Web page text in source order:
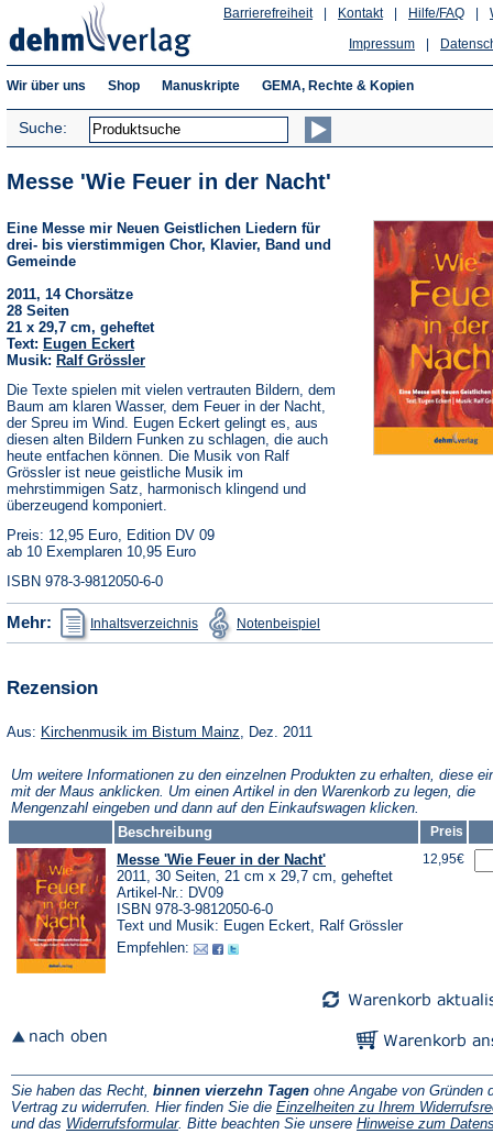
Hilfe/FAQ
Kontakt
Barrierefreiheit
Impressum
Wir über uns Shop Manuskripte GEMA, Rechte & Kopien
Suche:
Messe 'Wie Feuer in der Nacht'
Eine Messe mir Neuen Geistlichen Liedern für
drei- bis vierstimmigen Chor, Klavier, Band und
Gemeinde
2011, 14 Chorsätze
28 Seiten
21 x 29,7 cm, geheftet
Text: Eugen Eckert
Musik: Ralf Grössler
Die Texte spielen mit vielen vertrauten Bildern, dem
Baum am klaren Wasser, dem Feuer in der Nacht,
der Spreu im Wind. Eugen Eckert gelingt es, aus
diesen alten Bildern Funken zu schlagen, die auch
heute entfachen können. Die Musik von Ralf
Grössler ist neue geistliche Musik im
mehrstimmigen Satz, harmonisch klingend und
überzeugend komponiert.
Preis: 12,95 Euro, Edition DV 09
ab 10 Exemplaren 10,95 Euro
ISBN 978-3-9812050-6-0
Mehr: Inhaltsverzeichnis
(Öffnet
in
einem
Notenbeispiel in
einem
Rezension
Aus: Kirchenmusik im Bistum Mainz (Öffnet
neuen
Tab)
, Dez. 2011
Um weitere Informationen zu den einzelnen Produkten zu erhalten, diese
mit der Maus anklicken. Um einen Artikel in den Warenkorb zu legen, die
Mengenzahl eingeben und dann auf den Einkaufswagen klicken.
Beschreibung
Preis
Messe 'Wie Feuer in der Nacht'
2011, 30 Seiten, 21 cm x 29,7 cm, geheftet
Artikel-Nr.: DV09
ISBN 978-3-9812050-6-0
Text und Musik: Eugen Eckert, Ralf Grössler
Empfehlen:
12,95€
Sie haben das Recht, binnen vierzehn Tagen ohne Angabe von Gründen
Vertrag zu widerrufen. Hier finden Sie die Einzelheiten zu Ihrem
und das Widerrufsformular(Öffnet
. Bitte beachten Sie unsere Hinweise zum